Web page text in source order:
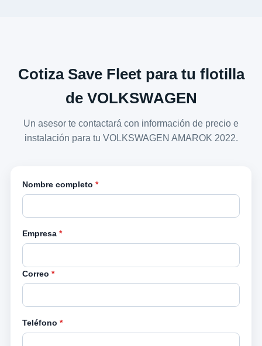
Cotiza Save Fleet para tu flotilla
de VOLKSWAGEN
Un asesor te contactará con información de precio e
instalación para tu VOLKSWAGEN AMAROK 2022.
Nombre completo *
Empresa *
Correo *
Teléfono *